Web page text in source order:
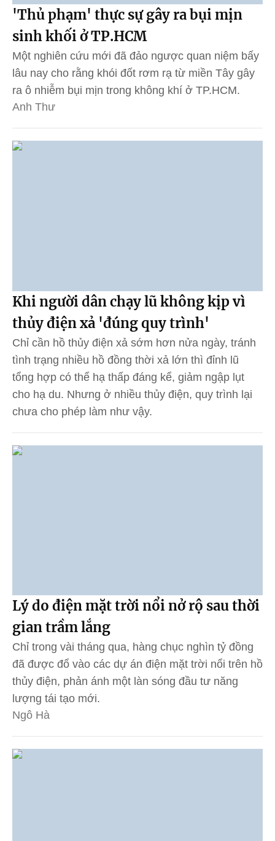
'Thủ phạm' thực sự gây ra bụi mịn
sinh khối ở TP.HCM
Một nghiên cứu mới đã đảo ngược quan niệm bấy
lâu nay cho rằng khói đốt rơm rạ từ miền Tây gây
ra ô nhiễm bụi mịn trong không khí ở TP.HCM.
Anh Thư
Khi người dân chạy lũ không kịp vì
thủy điện xả 'đúng quy trình'
Chỉ cần hồ thủy điện xả sớm hơn nửa ngày, tránh
tình trạng nhiều hồ đồng thời xả lớn thì đỉnh lũ
tổng hợp có thể hạ thấp đáng kể, giảm ngập lụt
cho hạ du. Nhưng ở nhiều thủy điện, quy trình lại
chưa cho phép làm như vậy.
Lý do điện mặt trời nổi nở rộ sau thời
gian trầm lắng
Chỉ trong vài tháng qua, hàng chục nghìn tỷ đồng
đã được đổ vào các dự án điện mặt trời nổi trên hồ
thủy điện, phản ánh một làn sóng đầu tư năng
lượng tái tạo mới.
Ngô Hà